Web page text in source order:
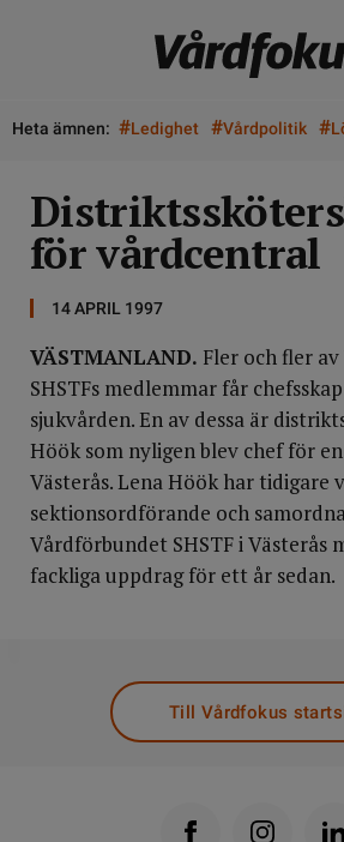
Heta ämnen: #Ledighet #Vårdpolitik #
för vårdcentral
14 APRIL 1997
VÄSTMANLAND. Fler och fler
SHSTFs medlemmar får
sjukvården. En av dessa är
Höök som nyligen blev chef för
Västerås. Lena Höök har tidigare
sektionsordförande och
Vårdförbundet SHSTF i Västerås
fackliga uppdrag för ett år sedan.
Till Vårdfokus